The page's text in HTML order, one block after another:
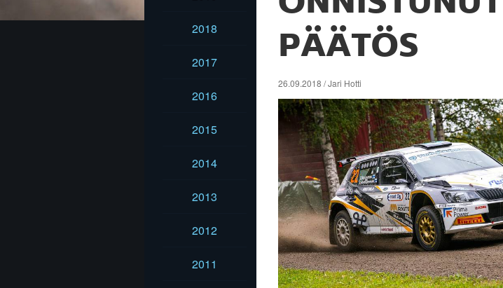
2018
2017
2016
2015
2014
2013
2012
2011
PÄÄTÖS
26.09.2018 / Jari Hotti